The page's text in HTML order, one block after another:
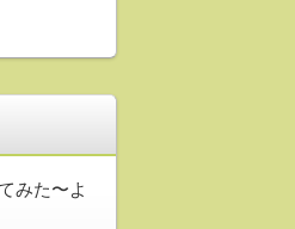
みた〜よ